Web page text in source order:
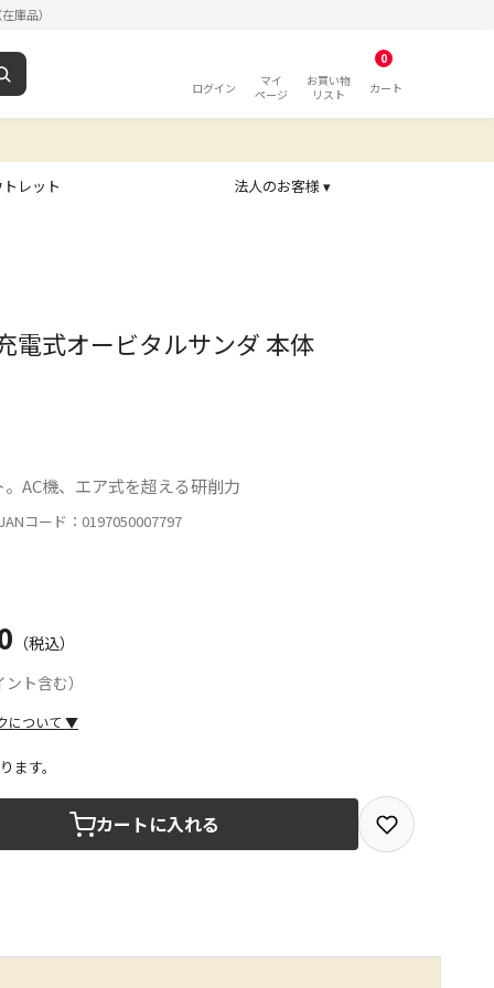
庫品）
ログイン
マイ
ページ
お買い物
リスト
0
カート
レット 法人のお客様 ▾
電式オービタルサンダ 本体
AC機、エア式を超える研削力
コード：0197050007797
（税込）
ト含む）
について ▼
を選択できる商品です
で受取ができる商品です（宅配便でのお届けができませ
ます。
カートに入れる